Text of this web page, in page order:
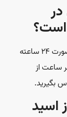
در
است؟
بله، خدمات لوله بازکنی الوند گستر فاطر به صورت ۲۴ ساعته
ساعت از
بگیرید.
اسید